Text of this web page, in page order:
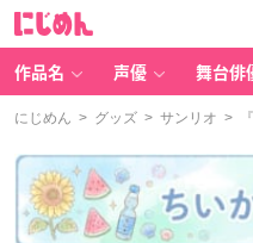
作品名 声優 舞台俳
にじめん > グッズ > サンリオ >